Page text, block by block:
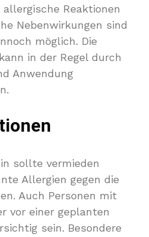
Reaktionen
Nebenwirkungen sind
möglich. Die
kann in der Regel durch
Anwendung
sollte vermieden
Allergien gegen die
Auch Personen mit
vor einer geplanten
sein. Besondere